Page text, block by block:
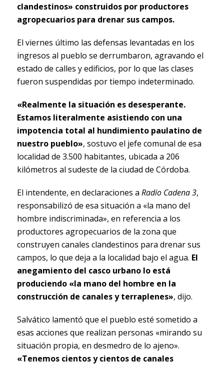
clandestinos» construidos por productores
agropecuarios para drenar sus campos.
El viernes último las defensas levantadas en los
ingresos al pueblo se derrumbaron, agravando el
estado de calles y edificios, por lo que las clases
fueron suspendidas por tiempo indeterminado.
«Realmente la situación es desesperante.
Estamos literalmente asistiendo con una
impotencia total al hundimiento paulatino de
nuestro pueblo», sostuvo el jefe comunal de esa
localidad de 3.500 habitantes, ubicada a 206
kilómetros al sudeste de la ciudad de Córdoba.
El intendente, en declaraciones a Radio Cadena 3,
responsabilizó de esa situación a «la mano del
hombre indiscriminada», en referencia a los
productores agropecuarios de la zona que
construyen canales clandestinos para drenar sus
campos, lo que deja a la localidad bajo el agua. El
anegamiento del casco urbano lo está
produciendo «la mano del hombre en la
construcción de canales y terraplenes», dijo.
Salvático lamentó que el pueblo esté sometido a
esas acciones que realizan personas «mirando su
situación propia, en desmedro de lo ajeno».
«Tenemos cientos y cientos de canales